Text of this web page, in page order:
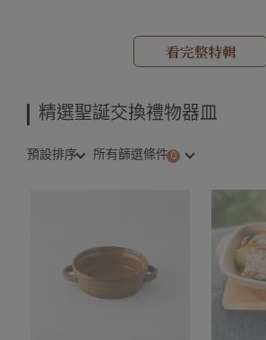
精選聖誕交換禮物器皿
預設排序 所有篩選條件